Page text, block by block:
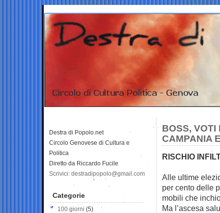
BOSS, VOTI
CAMPANIA
RISCHIO
Alle ultime
per cento delle
mobili che
Ma l’ascesa
Destra di Popolo.net
Circolo Genovese di Cultura e
Politica
Diretto da Riccardo Fucile
Scrivici: destradipopolo@gmail.com
Categorie
100 giorni (5)